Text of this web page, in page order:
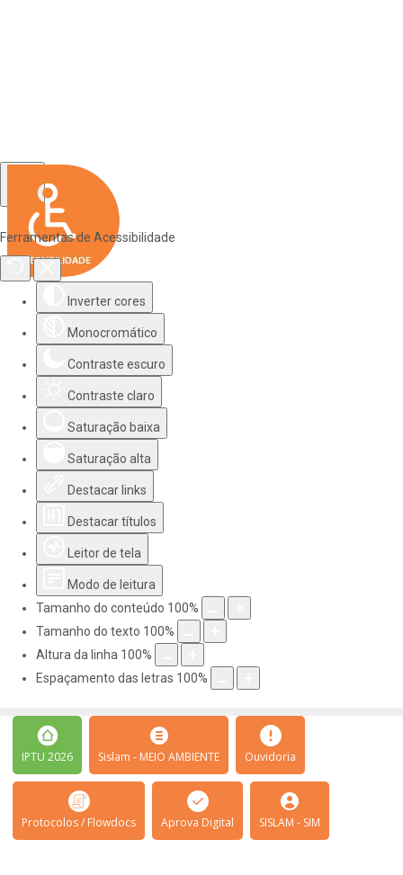
Ferramentas de Acessibilidade
Inverter cores
Monocromático
Contraste escuro
Contraste claro
Saturação baixa
Saturação alta
Destacar links
Destacar títulos
Leitor de tela
Modo de leitura
Tamanho do conteúdo 100%
Tamanho do texto 100%
Altura da linha 100%
Espaçamento das letras 100%
IPTU 2026 Sislam - MEIO AMBIENTE Ouvidoria
Protocolos / Flowdocs Aprova Digital SISLAM - SIM